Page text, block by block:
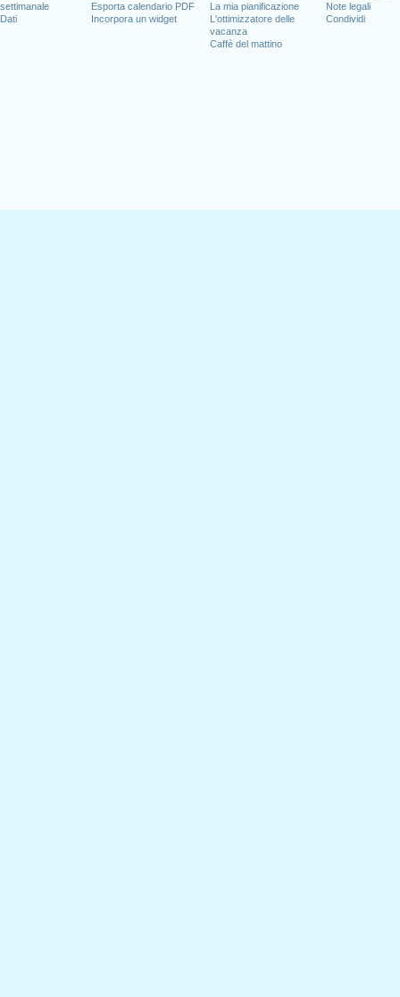
settimanale
Dati
Esporta calendario PDF
Incorpora un widget
La mia pianificazione
L'ottimizzatore delle
vacanza
Caffè del mattino
Note legali
Condividi